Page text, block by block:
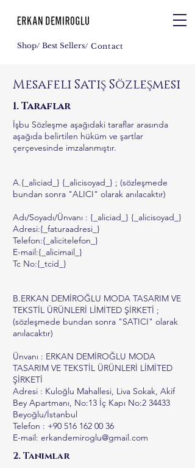
Shop/ Best Sellers/ Contact
Mesafeli Satış Sözleşmesi
1. Taraflar
İşbu Sözleşme aşağıdaki taraflar arasında
aşağıda belirtilen hüküm ve şartlar
çerçevesinde imzalanmıştır.
A.{_aliciad_} {_alicisoyad_} ; (sözleşmede
bundan sonra "ALICI" olarak anılacaktır)
Adı/Soyadı/Ünvanı : {_aliciad_} {_alicisoyad_}
Adresi:{_faturaadresi_}
Telefon:{_alicitelefon_}
E-mail:{_alicimail_}
Tc No:{_tcid_}
B.ERKAN DEMİROĞLU MODA TASARIM VE
TEKSTİL ÜRÜNLERİ LİMİTED ŞİRKETİ ;
(sözleşmede bundan sonra "SATICI" olarak
anılacaktır)
Ünvanı : ERKAN DEMİROĞLU MODA
TASARIM VE TEKSTİL ÜRÜNLERİ LİMİTED
ŞİRKETİ
Adresi : Kuloğlu Mahallesi, Liva Sokak, Akif
Bey Apartmanı, No:13 İç Kapı No:2 34433
Beyoğlu/İstanbul
Telefon : +90 516 162 00 36
E-mail: erkandemiroglu@gmail.com
2. Tanımlar